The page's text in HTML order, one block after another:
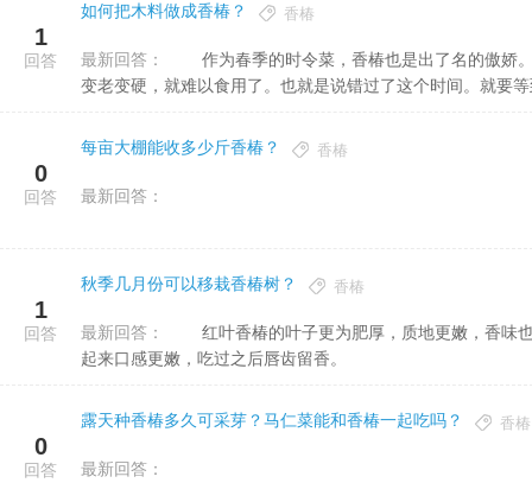
1
回答
如何把木料做成香椿？ 香椿
最新回答：
变老变硬，就难以食用了。也就是说错过了这个时间。就要
0
回答
每亩大棚能收多少斤香椿？ 香椿
最新回答：
1
回答
秋季几月份可以移栽香椿树？ 香椿
最新回答：
起来口感更嫩，吃过之后唇齿留香。
0
回答
露天种香椿多久可采芽？马仁菜能和香椿一起吃吗？ 香椿
最新回答：